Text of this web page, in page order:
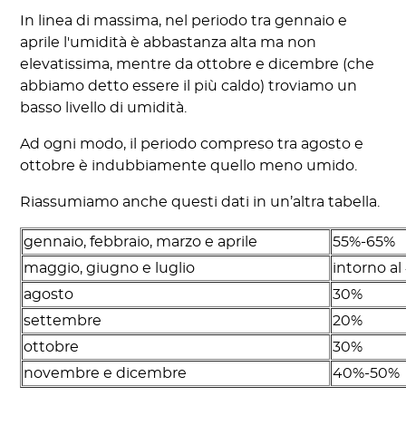
In linea di massima, nel periodo tra gennaio e
aprile l'umidità è abbastanza alta ma non
elevatissima, mentre da ottobre e dicembre (che
abbiamo detto essere il più caldo) troviamo un
basso livello di umidità.
Ad ogni modo, il periodo compreso tra agosto e
ottobre è indubbiamente quello meno umido.
Riassumiamo anche questi dati in un’altra tabella.
gennaio, febbraio, marzo e aprile
55%-65%
maggio, giugno e luglio
intorno al
agosto
30%
settembre
20%
ottobre
30%
novembre e dicembre
40%-50%